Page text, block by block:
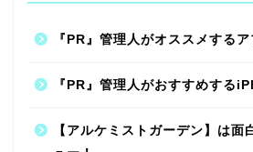
『PR』管理人がオススメするア
『PR』管理人がおすすめする
【アルケミストガーデン】は面